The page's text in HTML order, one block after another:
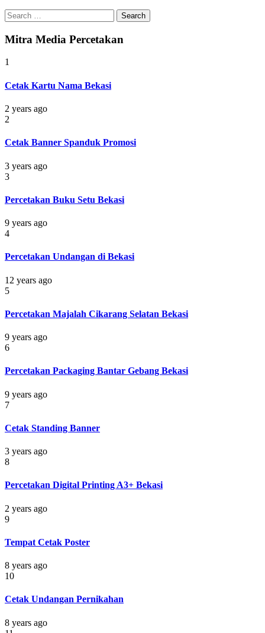
Search
for:
Mitra Media Percetakan
1
Cetak Kartu Nama Bekasi
2 years ago
2
Cetak Banner Spanduk Promosi
3 years ago
3
Percetakan Buku Setu Bekasi
9 years ago
4
Percetakan Undangan di Bekasi
12 years ago
5
Percetakan Majalah Cikarang Selatan Bekasi
9 years ago
6
Percetakan Packaging Bantar Gebang Bekasi
9 years ago
7
Cetak Standing Banner
3 years ago
8
Percetakan Digital Printing A3+ Bekasi
2 years ago
9
Tempat Cetak Poster
8 years ago
10
Cetak Undangan Pernikahan
8 years ago